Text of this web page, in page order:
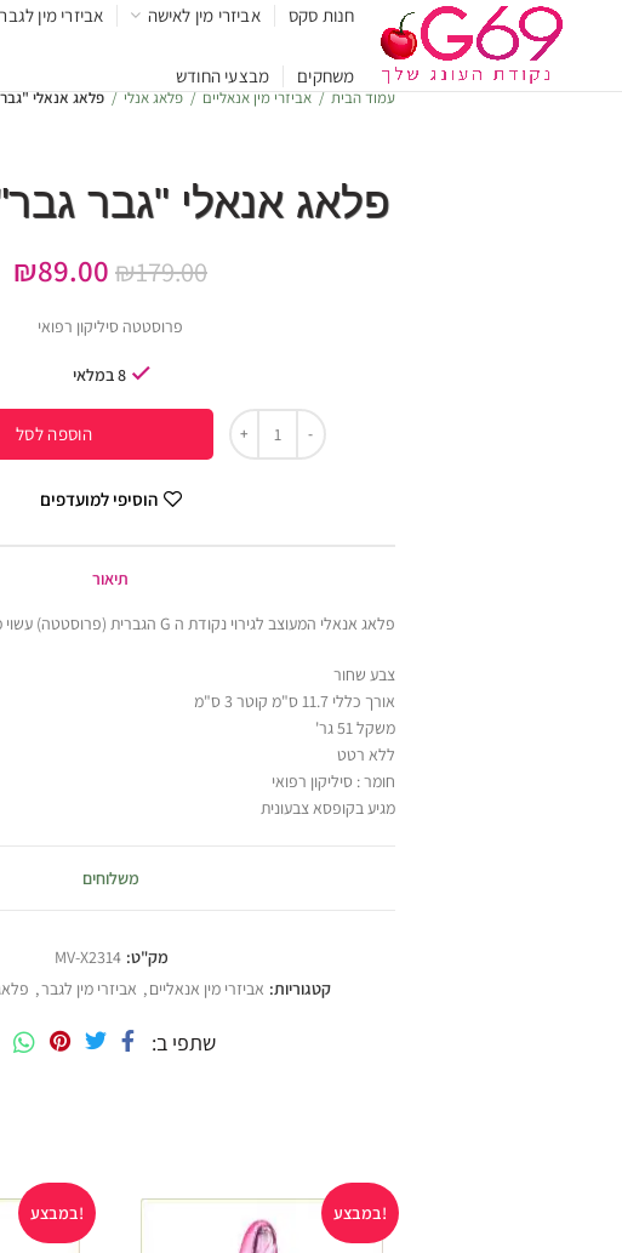
חנות סקס אביזרי מין לאישה אביזרי מין לגבר
משחקים מבצעי החודש
עמוד הבית אביזרי מין אנאליים פלאג אנלי פלאג אנאלי "גבר
פלאג אנאלי "גבר גבר"
₪179.00
₪89.00
פרוסטטה סיליקון רפואי
8 במלאי
הוספה לסל
הוסיפי למועדפים
תיאור
פלאג אנאלי המעוצב לגירוי נקודת ה G הגברית (פרוסטטה) עשוי מסיליקון רפואי
צבע שחור
אורך כללי 11.7 ס"מ קוטר 3 ס"מ
משקל 51 גר'
ללא רטט
חומר : סיליקון רפואי
מגיע בקופסא צבעונית
משלוחים
מק"ט: MV-X2314
קטגוריות: אביזרי מין אנאליים, אביזרי מין לגבר,
שתפי ב
במבצע! במבצע!